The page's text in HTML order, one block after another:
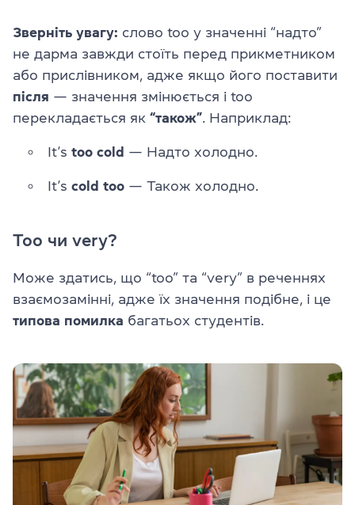
Зверніть увагу: слово too у значенні “надто”
не дарма завжди стоїть перед прикметником
або прислівником, адже якщо його поставити
після — значення змінюється і too
перекладається як “також” . Наприклад:
It’s too cold — Надто холодно.
It’s cold too — Також холодно.
Too чи very?
Може здатись, що “too” та “very” в реченнях
взаємозамінні, адже їх значення подібне, і це
типова помилка багатьох студентів.